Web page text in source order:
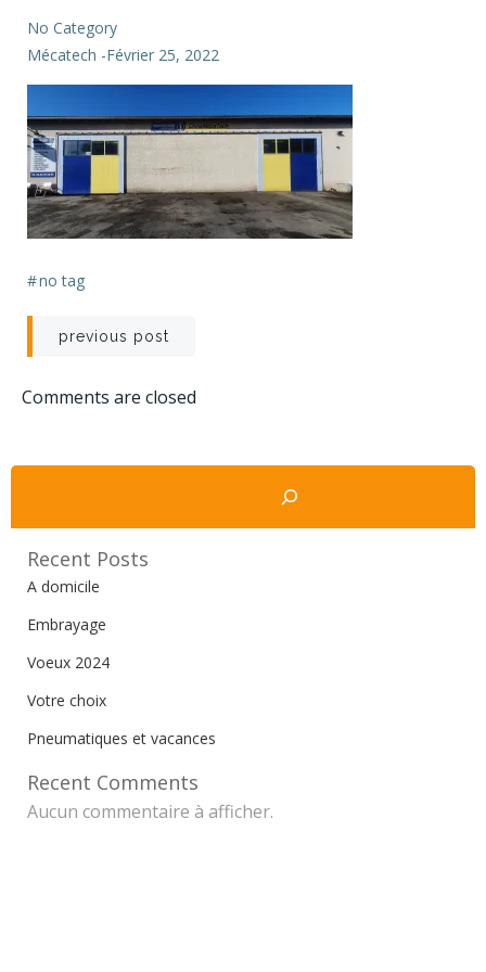
No Category
Mécatech -Février 25, 2022
#no tag
Navigation
de
previous post
Comments are closed
Rechercher
Recent Posts
A domicile
Embrayage
Voeux 2024
Votre choix
Pneumatiques et vacances
Recent Comments
Aucun commentaire à afficher.